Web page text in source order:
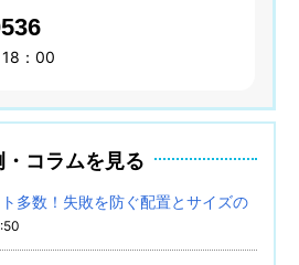
：00
コラムを見る
多数！失敗を防ぐ配置とサイズの